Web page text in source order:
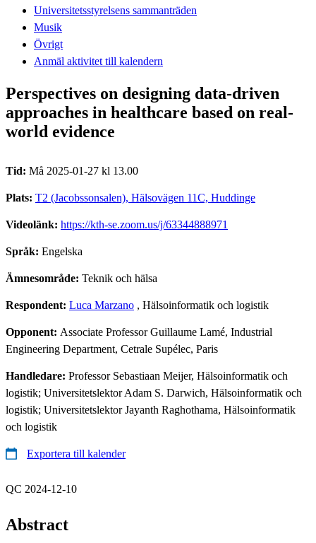
Universitetsstyrelsens sammanträden
Musik
Övrigt
Anmäl aktivitet till kalendern
Perspectives on designing data-driven
approaches in healthcare based on real-
world evidence
Tid: Må 2025-01-27 kl 13.00
Plats: T2 (Jacobssonsalen), Hälsovägen 11C, Huddinge
Videolänk: https://kth-se.zoom.us/j/63344888971
Språk: Engelska
Ämnesområde: Teknik och hälsa
Respondent: Luca Marzano , Hälsoinformatik och logistik
Opponent: Associate Professor Guillaume Lamé, Industrial
Engineering Department, Cetrale Supélec, Paris
Handledare: Professor Sebastiaan Meijer, Hälsoinformatik och
logistik; Universitetslektor Adam S. Darwich, Hälsoinformatik och
logistik; Universitetslektor Jayanth Raghothama, Hälsoinformatik
och logistik
Exportera till kalender
QC 2024-12-10
Abstract